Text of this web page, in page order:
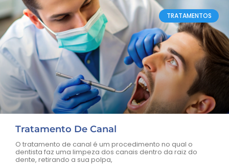
TRATAMENTOS
Tratamento De Canal
O tratamento de canal é um procedimento no qual o
dentista faz uma limpeza dos canais dentro da raiz do
dente, retirando a sua polpa,